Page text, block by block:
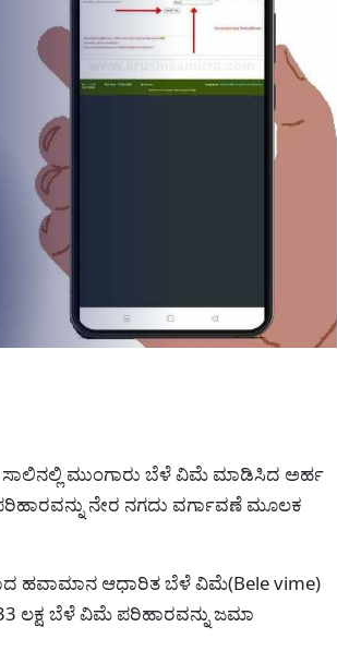
ಮುಂಗಾರು ಬೆಳೆ ವಿಮೆ ಮಾಡಿಸಿದ ಅರ್ಹ
ನೇರ ನಗದು ವರ್ಗಾವಣೆ ಮೂಲಕ
ಹವಾಮಾನ ಆಧಾರಿತ ಬೆಳೆ ವಿಮೆ(Bele vime)
ಲಕ್ಷ ಬೆಳೆ ವಿಮೆ ಪರಿಹಾರವನ್ನು ಜಮಾ